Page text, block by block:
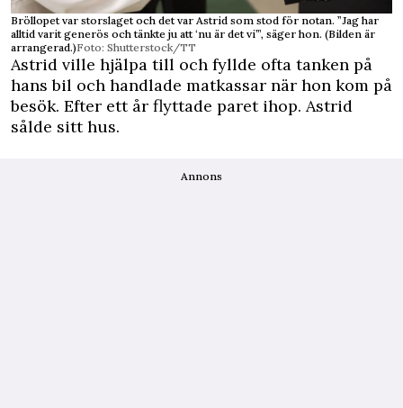
Bröllopet var storslaget och det var Astrid som stod för notan. ”Jag har
alltid varit generös och tänkte ju att ‘nu är det vi’”, säger hon. (Bilden är
arrangerad.)Foto: Shutterstock/TT
Astrid ville hjälpa till och fyllde ofta tanken på
hans bil och handlade matkassar när hon kom på
besök. Efter ett år flyttade paret ihop. Astrid
sålde sitt hus.
Annons